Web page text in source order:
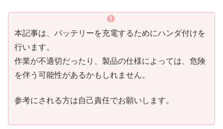
本記事は、バッテリーを充電するためにハンダ付けを
行います。
作業が不適切だったり、製品の仕様によっては、危険
を伴う可能性があるかもしれません。
参考にされる方は自己責任でお願いします。